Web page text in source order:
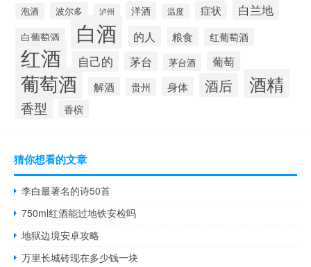
泡酒 波尔多 泸州 洋酒 温度 症状 白兰地
白葡萄酒 白酒 的人 粮食 红葡萄酒
红酒 自己的 茅台 茅台酒 葡萄
葡萄酒 解酒 贵州 身体 酒后 酒精
香型 香槟
猜你想看的文章
李白最著名的诗50首
750ml红酒能过地铁安检吗
地狱边境安卓攻略
万里长城砖现在多少钱一块